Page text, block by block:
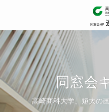
同窓会
高崎商科大学、短大の